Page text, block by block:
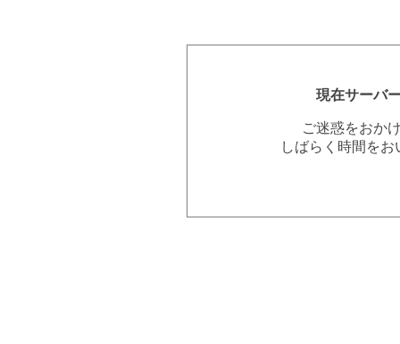
現在サーバ
ご迷惑をおか
しばらく時間を